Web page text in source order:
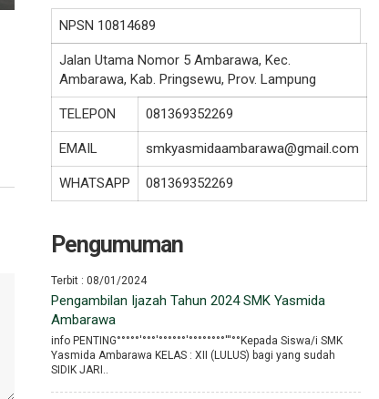
NPSN 10814689
Jalan Utama Nomor 5 Ambarawa, Kec.
Ambarawa, Kab. Pringsewu, Prov. Lampung
TELEPON 081369352269
EMAIL smkyasmidaambarawa@gmail.com
WHATSAPP 081369352269
Pengumuman
Terbit : 08/01/2024
Pengambilan Ijazah Tahun 2024 SMK Yasmida
Ambarawa
info PENTING°°°°°′°°°′°°°°°°′°°°°°°°°′′′°°Kepada Siswa/i SMK
Yasmida Ambarawa KELAS : XII (LULUS) bagi yang sudah
SIDIK JARI..